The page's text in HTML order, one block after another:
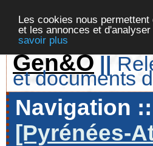
Les cookies nous
et les annonces et
savoir plus
Gen&O ||
et documents
Navigation ::
[Pyrénées-